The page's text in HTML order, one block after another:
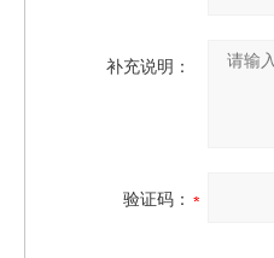
补充说明：
验证码：